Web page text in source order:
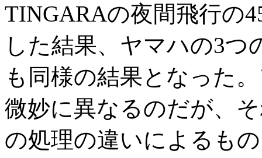
TINGARAの夜間飛行の
した結果、ヤマハの3
も同様の結果となった
微妙に異なるのだが、
の処理の違いによるも